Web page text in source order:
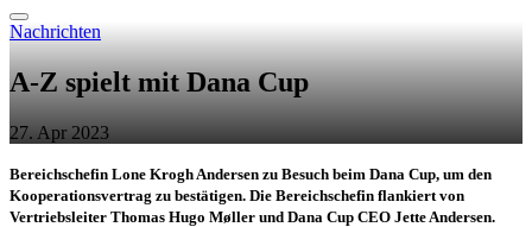
Nachrichten
A-Z spielt mit Dana Cup
27. Apr 2023
Bereichschefin Lone Krogh Andersen zu Besuch beim Dana Cup, um den
Kooperationsvertrag zu bestätigen. Die Bereichschefin flankiert von
Vertriebsleiter Thomas Hugo Møller und Dana Cup CEO Jette Andersen.